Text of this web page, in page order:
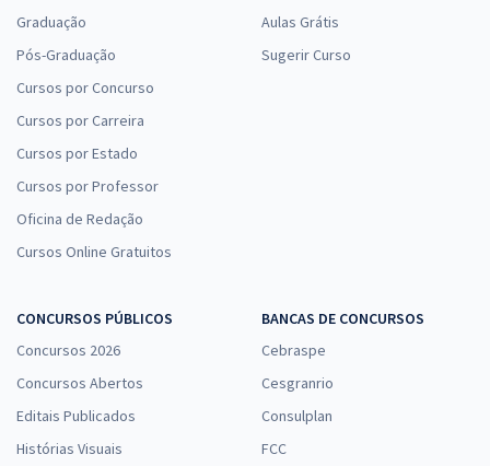
Graduação
Pós-Graduação
Cursos por Concurso
Cursos por Carreira
Cursos por Estado
Cursos por Professor
Oficina de Redação
Cursos Online Gratuitos
Aulas Grátis
Sugerir Curso
CONCURSOS PÚBLICOS
Concursos 2026
Concursos Abertos
Editais Publicados
Histórias Visuais
BANCAS DE CONCURSOS
Cebraspe
Cesgranrio
Consulplan
FCC